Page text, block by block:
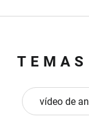
vídeo de